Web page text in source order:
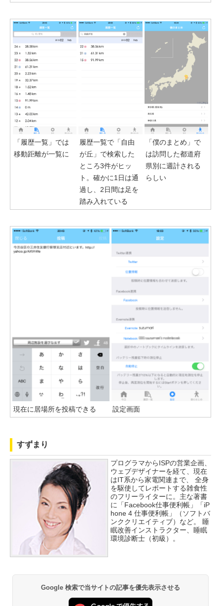
「履歴一覧」では
移動距離が一覧に
履歴一覧で「自由
が丘」で検索した
ところ3件がヒッ
ト。確かに1日は通
過し、2日間は足を
踏み入れている
「僕のまとめ」で
は訪問した都道府
県別に週計される
らしい
現在に居場所を投稿できる 設定画面
すずまり
プログラマからISPの営業企画、
ウェブデザイナーを経て、現在
はIT系から家電関連まで、 全身
を駆使してレポートする雑食性
のフリーライターに。主な著書
に「Facebook仕事便利帳」「iP
hone 4 仕事便利帳」（ソフトバ
ンククリエイティブ）など。 睡
眠改善インストラクター、睡眠
環境診断士（初級）。
Google 検索で当サイトの記事を優先表示させる